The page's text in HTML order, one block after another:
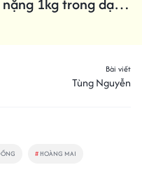
1kg trong dạ
Bài viết
Tùng Nguyễn
# HOÀNG MAI